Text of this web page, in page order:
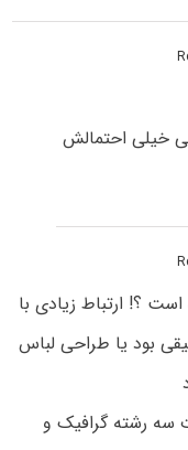
خیلی احتمالش
؟! ارتباط زیادی با
بود یا طراحی لباس
سوالات سه رشته گرافیک و